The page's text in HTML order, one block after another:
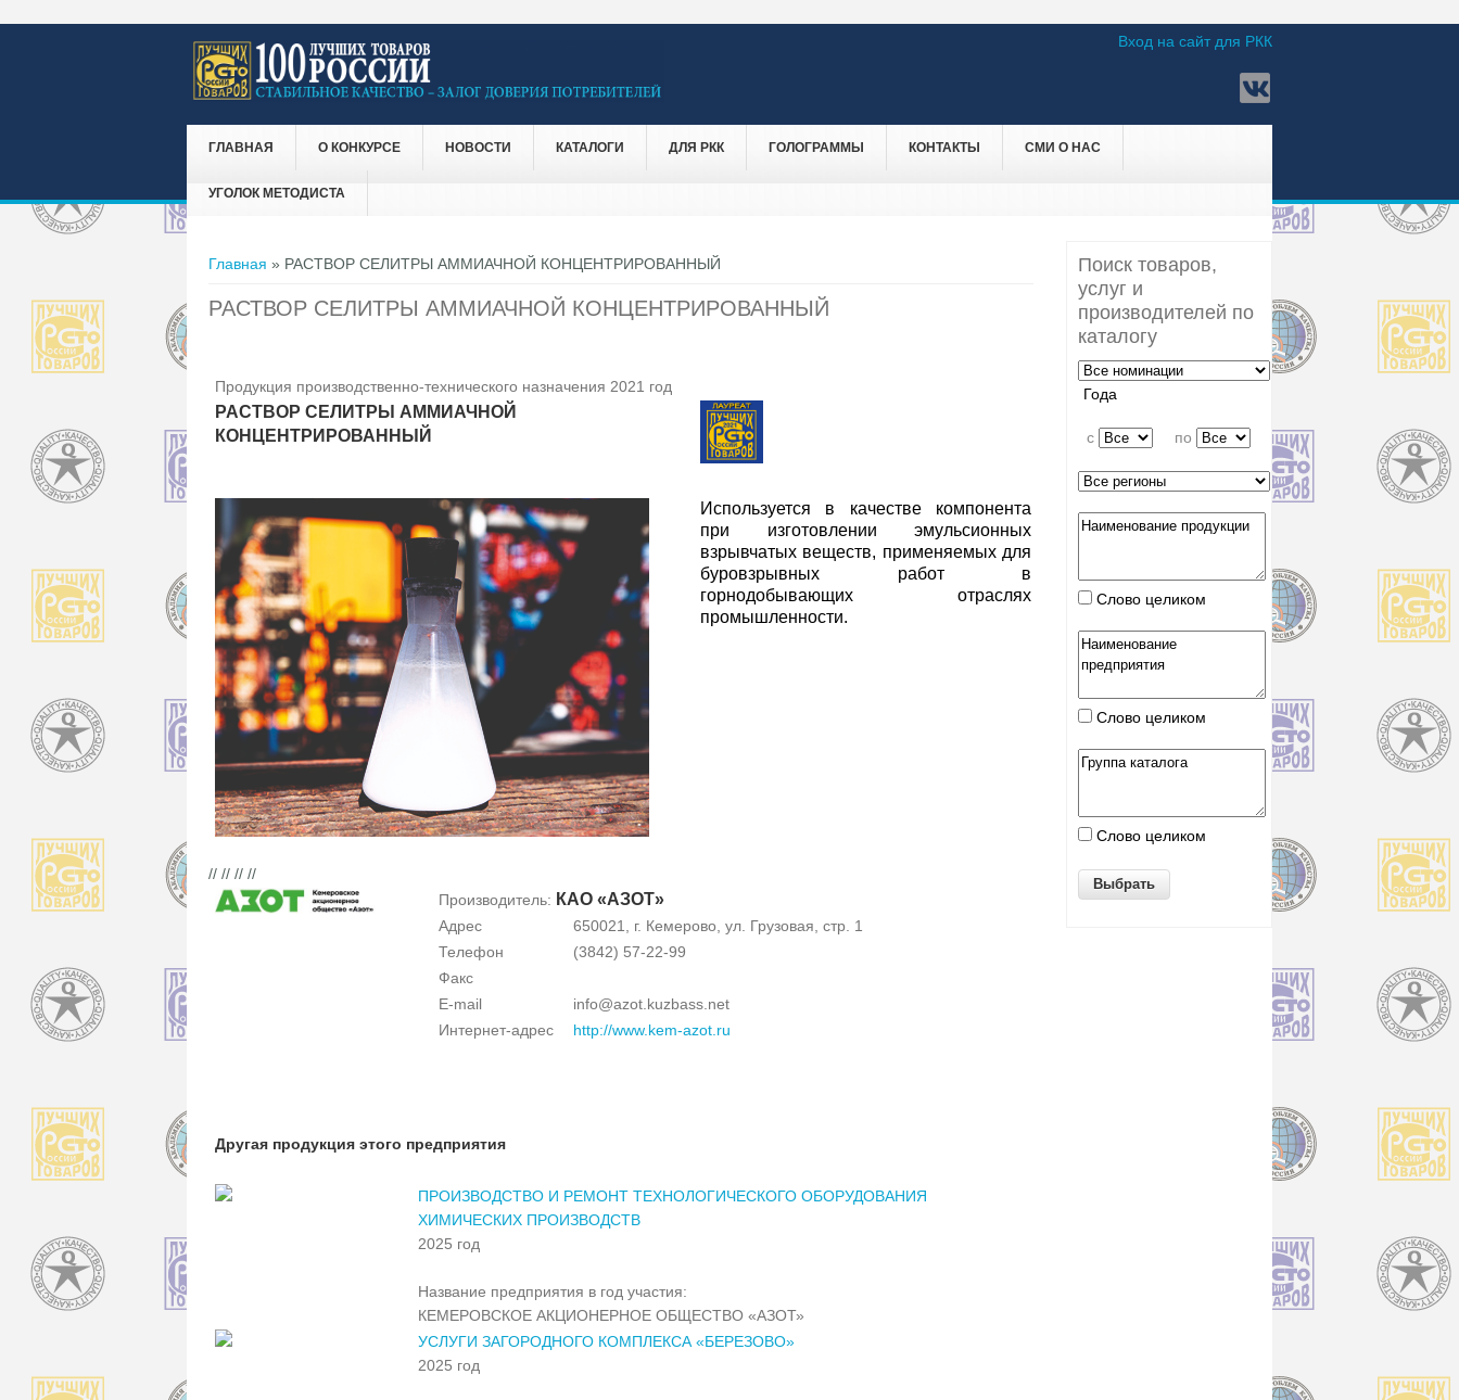
Вход на сайт для РКК
ГЛАВНАЯ О КОНКУРСЕ НОВОСТИ КАТАЛОГИ ДЛЯ РКК ГОЛОГРАММЫ КОНТАКТЫ СМИ О НАС
УГОЛОК МЕТОДИСТА
Вы здесь
Главная » РАСТВОР СЕЛИТРЫ АММИАЧНОЙ КОНЦЕНТРИРОВАННЫЙ
РАСТВОР СЕЛИТРЫ АММИАЧНОЙ КОНЦЕНТРИРОВАННЫЙ
Продукция производственно-технического назначения 2021 год
РАСТВОР СЕЛИТРЫ АММИАЧНОЙ
КОНЦЕНТРИРОВАННЫЙ
Используется в качестве компонента
при изготовлении эмульсионных
взрывчатых веществ, применяемых для
буровзрывных работ в
горнодобывающих отраслях
промышленности.
// // // //
Производитель: КАО «АЗОТ»
Адрес
650021, г. Кемерово, ул. Грузовая, стр. 1
Телефон
(3842) 57-22-99
Факс
E-mail
info@azot.kuzbass.net
Интернет-адрес
http://www.kem-azot.ru
Другая продукция этого предприятия
ПРОИЗВОДСТВО И РЕМОНТ ТЕХНОЛОГИЧЕСКОГО ОБОРУДОВАНИЯ
ХИМИЧЕСКИХ ПРОИЗВОДСТВ
2025 год
Название предприятия в год участия:
КЕМЕРОВСКОЕ АКЦИОНЕРНОЕ ОБЩЕСТВО «АЗОТ»
УСЛУГИ ЗАГОРОДНОГО КОМПЛЕКСА «БЕРЕЗОВО»
2025 год
Поиск товаров,
услуг и
производителей по
каталогу
Года
c по
Слово целиком
Слово целиком
Слово целиком